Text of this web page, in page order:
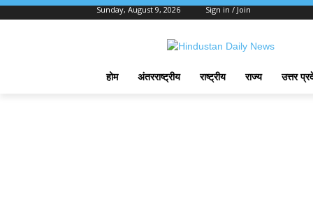
Sunday, August 9, 2026 Sign in / Join
होम अंतरराष्ट्रीय राष्ट्रीय राज्य उत्तर